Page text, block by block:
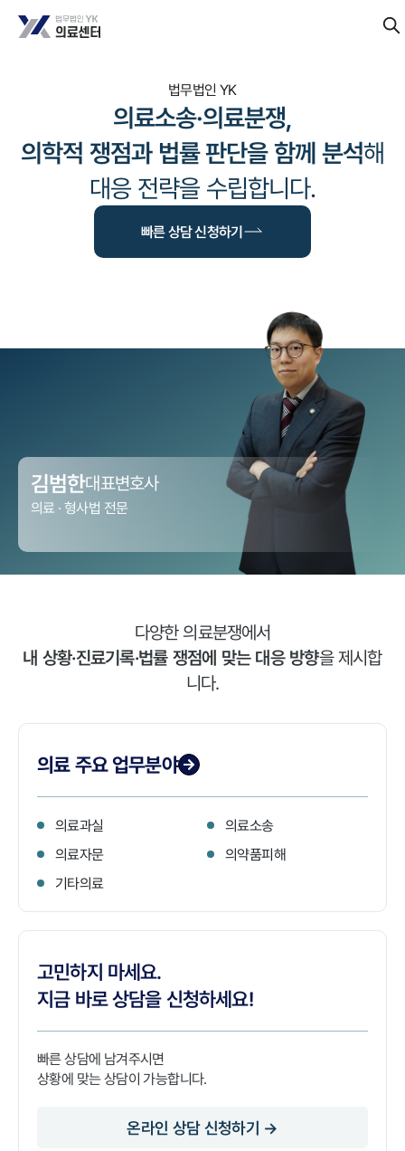
법무법인 YK
의료소송·의료분쟁,
의학적 쟁점과 법률 판단을 함께 분석해
대응 전략을 수립합니다.
빠른 상담 신청하기
김범한대표변호사
의료 · 형사법 전문
다양한 의료분쟁에서
내 상황·진료기록·법률 쟁점에 맞는 대응 방향을 제시합
니다.
의료 주요 업무분야
의료과실
의료소송
의료자문
의약품피해
기타의료
고민하지 마세요.
지금 바로 상담을 신청하세요!
빠른 상담에 남겨주시면
상황에 맞는 상담이 가능합니다.
온라인 상담 신청하기 →